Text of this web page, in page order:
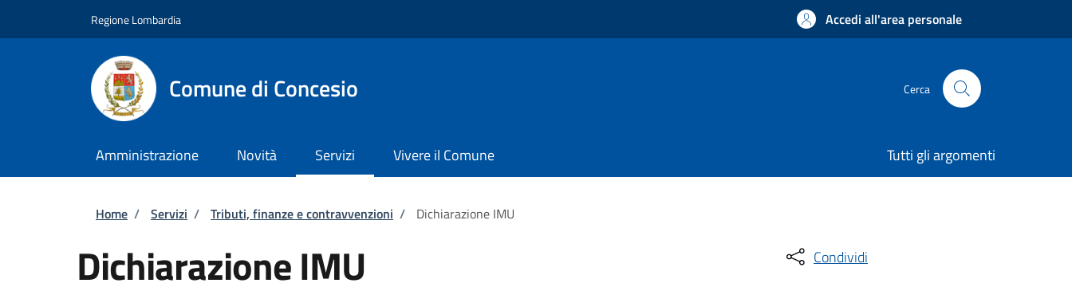
Regione Lombardia Accedi all'area personale
Comune di Concesio Cerca
Amministrazione Novità Servizi Vivere il Comune Tutti gli argomenti
Briciole di pane
Home / Servizi / Tributi, finanze e contravvenzioni / Dichiarazione IMU
Dichiarazione IMU Condividi